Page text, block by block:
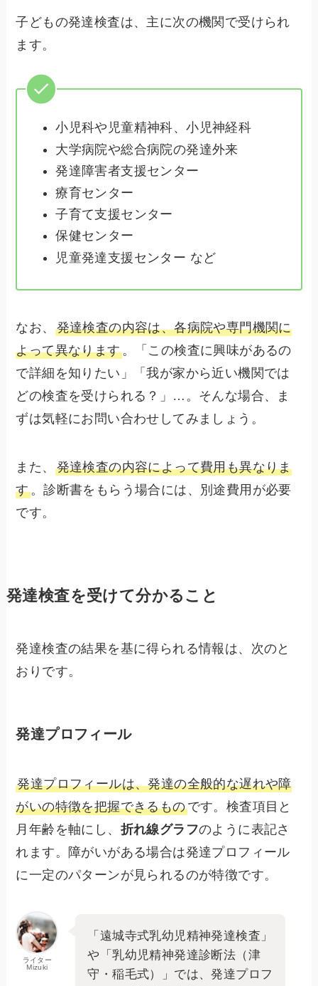
子どもの発達検査は、主に次の機関で受けられ
ます。
小児科や児童精神科、小児神経科
大学病院や総合病院の発達外来
発達障害者支援センター
療育センター
子育て支援センター
保健センター
児童発達支援センター など
なお、 発達検査の内容は、各病院や専門機関に
よって異なります。「この検査に興味があるの
で詳細を知りたい」「我が家から近い機関では
どの検査を受けられる？」…。そんな場合、ま
ずは気軽にお問い合わせしてみましょう。
また、 発達検査の内容によって費用も異なりま
す。診断書をもらう場合には、別途費用が必要
です。
発達検査を受けて分かること
発達検査の結果を基に得られる情報は、次のと
おりです。
発達プロフィール
発達プロフィールは、発達の全般的な遅れや障
がいの特徴を把握できるものです。検査項目と
月年齢を軸にし、 折れ線グラフのように表記さ
れます。障がいがある場合は発達プロフィール
に一定のパターンが見られるのが特徴です。
ライター
Mizuki
「遠城寺式乳幼児精神発達検査」
や「乳幼児精神発達診断法（津
守・稲毛式）」では、発達プロフ